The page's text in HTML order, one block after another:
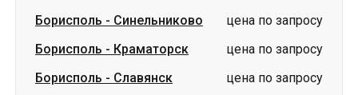
Борисполь - Синельниково
цена по запросу
Борисполь - Краматорск
цена по запросу
Борисполь - Славянск цена по запросу